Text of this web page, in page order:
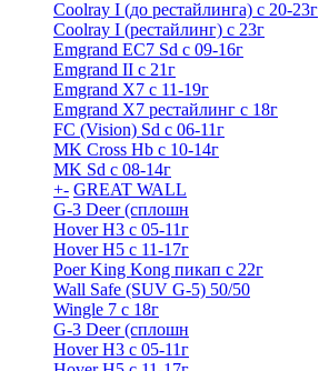
Coolray I (до рестайлинга) с 20-23г
Coolray I (рестайлинг) с 23г
Emgrand EC7 Sd c 09-16г
Emgrand II с 21г
Emgrand X7 c 11-19г
Emgrand X7 рестайлинг c 18г
FC (Vision) Sd c 06-11г
MK Cross Hb с 10-14г
MK Sd с 08-14г
+- GREAT WALL
G-3 Deer (сплошн
Hover H3 с 05-11г
Hover H5 с 11-17г
Poer King Kong пикап с 22г
Wall Safe (SUV G-5) 50/50
Wingle 7 с 18г
G-3 Deer (сплошн
Hover H3 с 05-11г